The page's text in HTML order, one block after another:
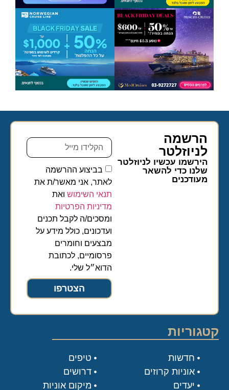
הרשמה
לניוזלטר​
הירשמו עכשיו לניוזלטר
שלנו כדי להשאר
מעודכנים
בביצוע ההרשמה
לאתר, אני מאשר/ת את
תנאי השימושואת
מדיניות הפרטיות
ומסכים/ה לקבל תכנים
ועדכונים, כולל מידע על
מבצעים וחומרים
פרסומיים, לכתובת
הדוא״ל שלי.
הצטרפו
קטגוריות
טיפים
דרושים
מיקום אוניות
חדשות
אוניות קרוזים
יעדים